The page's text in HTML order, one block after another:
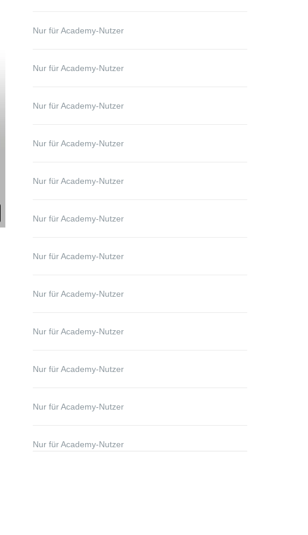
Nur für Academy-Nutzer
Nur für Academy-Nutzer
Nur für Academy-Nutzer
Nur für Academy-Nutzer
Nur für Academy-Nutzer
Nur für Academy-Nutzer
Nur für Academy-Nutzer
Nur für Academy-Nutzer
Nur für Academy-Nutzer
Nur für Academy-Nutzer
Nur für Academy-Nutzer
Nur für Academy-Nutzer